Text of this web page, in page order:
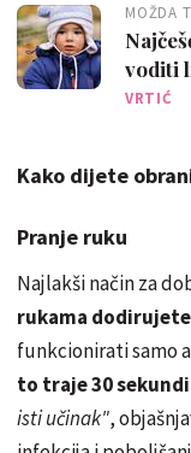
MOŽDA
voditi
VRTIĆ
Kako dijete
Pranje ruku
Najlakši način za
rukama
funkcionirati samo
to traje 30
isti učinak",